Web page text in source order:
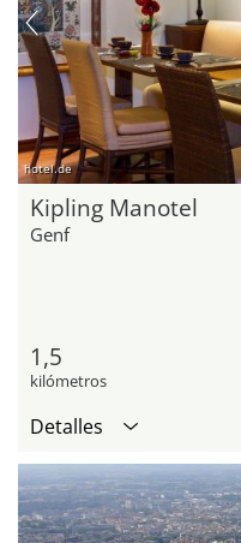
hotel.de
Kipling Manotel
Genf
1,5
kilómetros
Detalles